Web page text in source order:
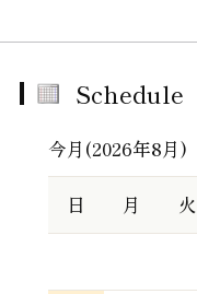
Schedule
今月(2026年8月)
日 月 火